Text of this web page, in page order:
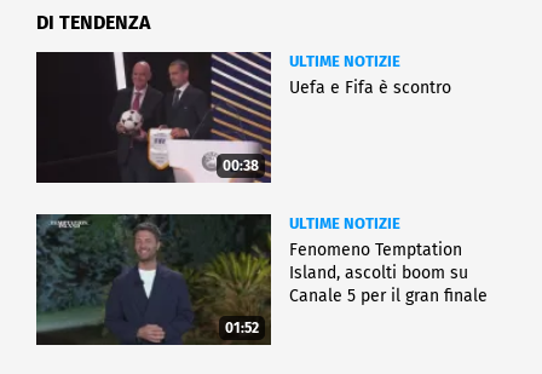
DI TENDENZA
00:38
ULTIME NOTIZIE
Uefa e Fifa è scontro
01:52
ULTIME NOTIZIE
Fenomeno Temptation
Island, ascolti boom su
Canale 5 per il gran finale